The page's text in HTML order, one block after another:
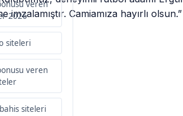
veren
2026
siteleri
veren
siteleri
imzalamıştır. Camiamıza hayırlı